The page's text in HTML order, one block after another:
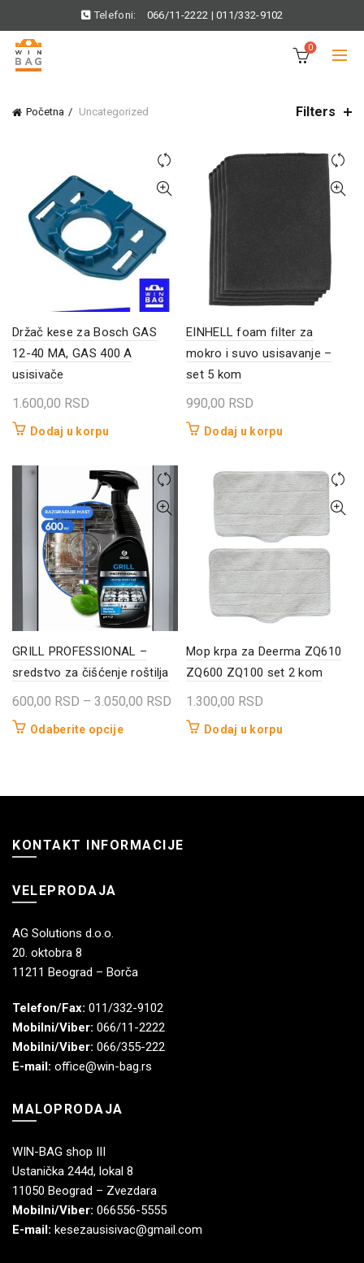
Telefoni: 066/11-2222 |011/332-9102
0
Početna Uncategorized Filters
Držač kese za Bosch GAS
12-40 MA, GAS 400 A
usisivače
1.600,00 RSD
Dodaj u korpu
EINHELL foam filter za
mokro i suvo usisavanje –
set 5 kom
990,00 RSD
Dodaj u korpu
GRILL PROFESSIONAL –
sredstvo za čišćenje roštilja
600,00 RSD – 3.050,00 RSD Raspon
cena:
Odaberite opcijeOvaj
mogu
Mop krpa za Deerma ZQ610
ZQ600 ZQ100 set 2 kom
1.300,00 RSD
Dodaj u korpu
KONTAKT INFORMACIJE
VELEPRODAJA
AG Solutions d.o.o.
20. oktobra 8
11211 Beograd – Borča
Telefon/Fax: 011/332-9102
Mobilni/Viber: 066/11-2222
Mobilni/Viber: 066/355-222
E-mail: office@win-bag.rs
MALOPRODAJA
WIN-BAG shop III
Ustanička 244d, lokal 8
11050 Beograd – Zvezdara
Mobilni/Viber: 066556-5555
E-mail: kesezausisivac@gmail.com